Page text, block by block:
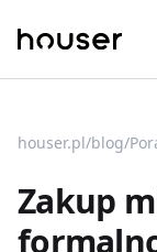
houser.pl/blog/
Zakup